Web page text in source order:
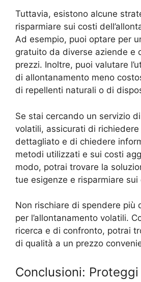
Tuttavia, esistono alcune
risparmiare sui costi
Ad esempio, puoi optare per
gratuito da diverse aziende e
prezzi. Inoltre, puoi valutare
di allontanamento meno
di repellenti naturali o di
Se stai cercando un servizio
volatili, assicurati di
dettagliato e di chiedere
metodi utilizzati e sui costi
modo, potrai trovare la
tue esigenze e risparmiare
Non rischiare di spendere più
per l’allontanamento volatili.
ricerca e di confronto, potrai
di qualità a un prezzo
Conclusioni: Proteggi